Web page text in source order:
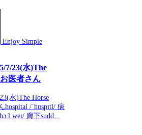
Enjoy Simple
7/23(水)The
医者さん
水)The Horse
/ˈhɒspɪtl/ 病
廊下sudd...